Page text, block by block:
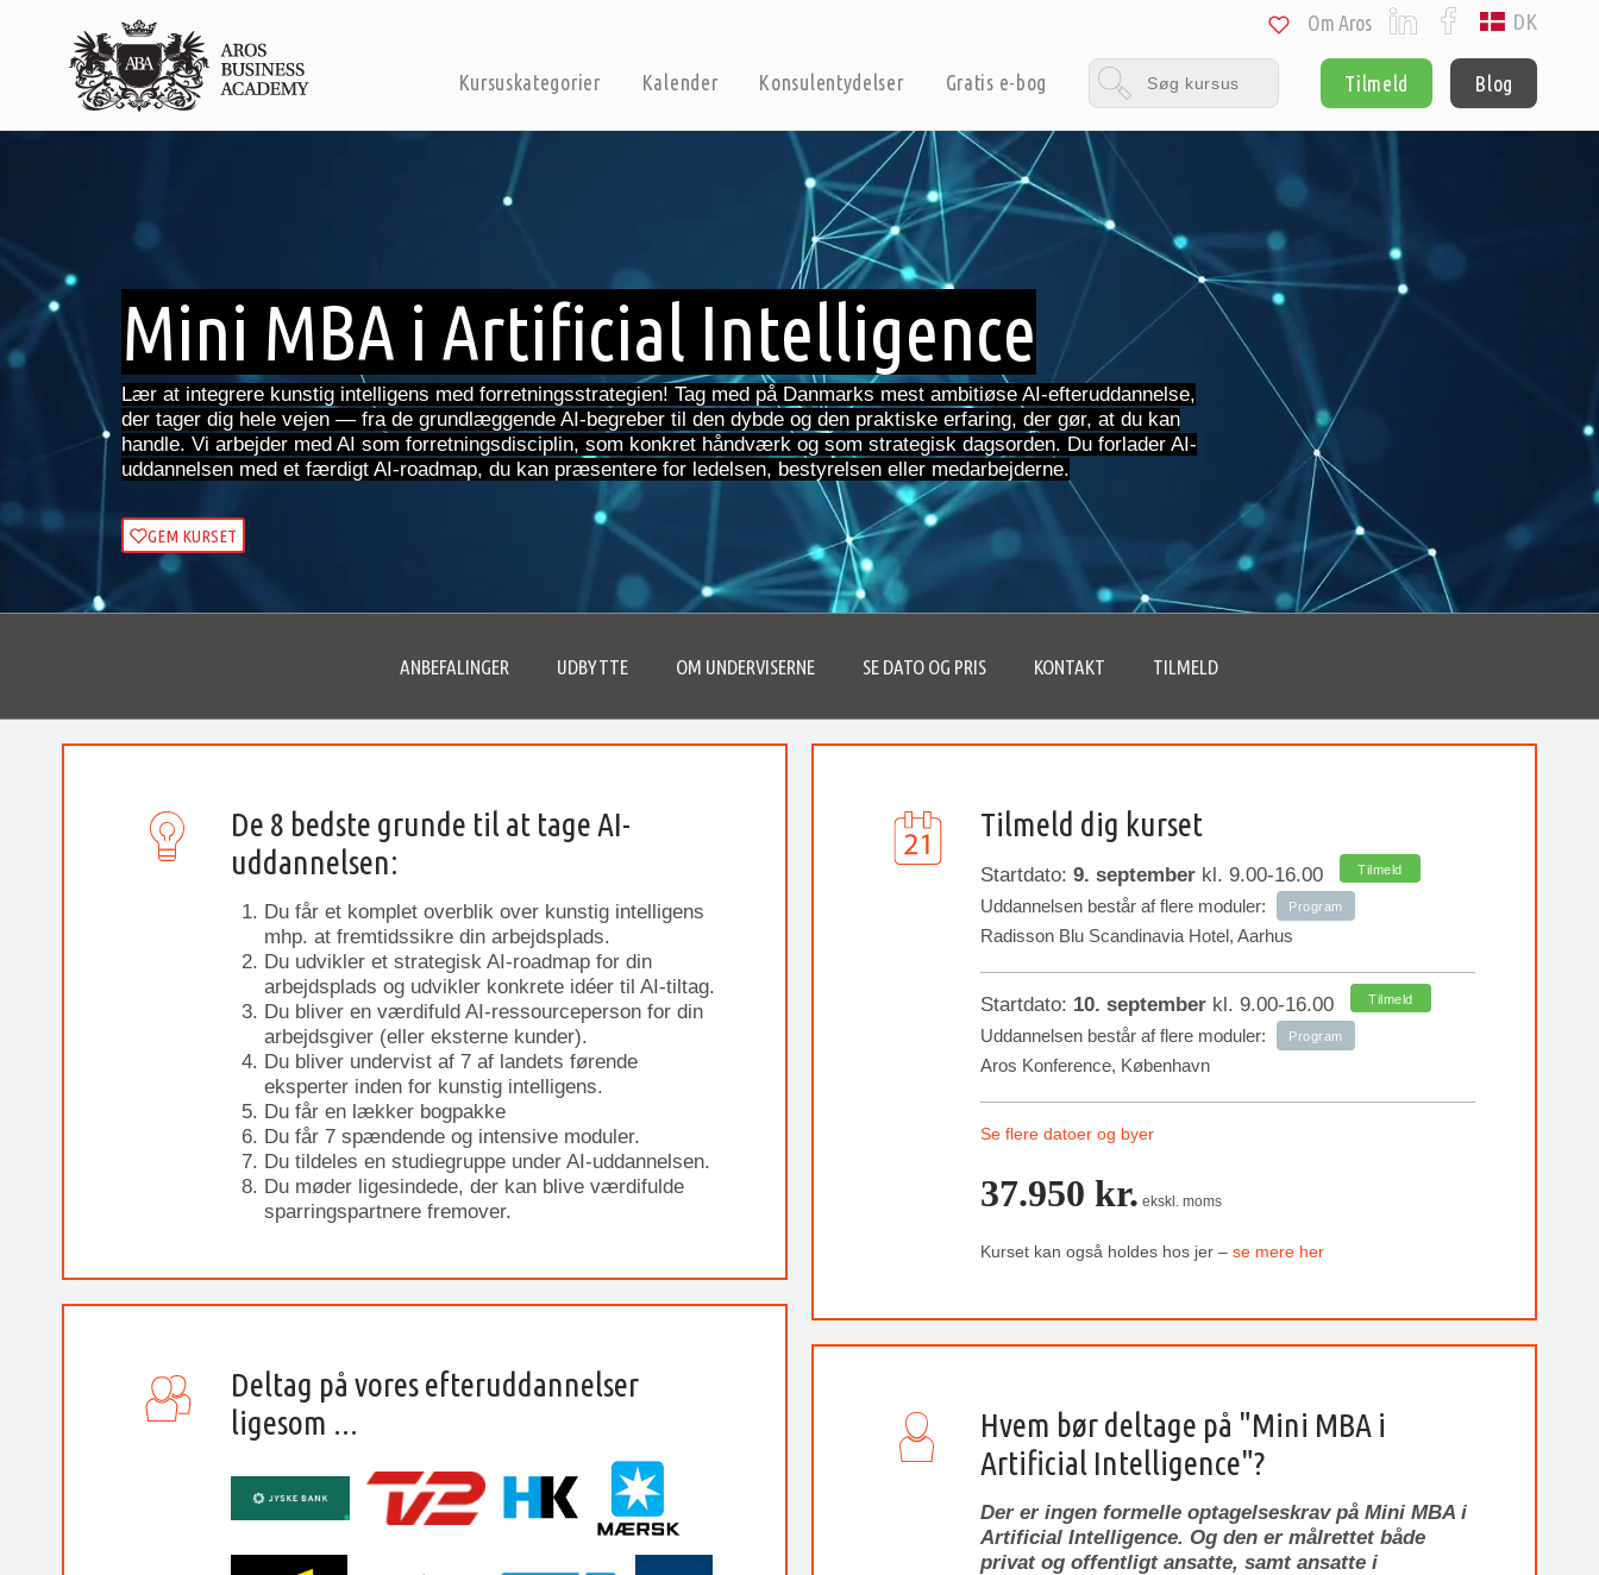
Kursuskategorier Kalender Konsulentydelser Gratis e-bog Tilmeld Blog
Om Aros DK
Mini MBA i Artificial Intelligence
Lær at integrere kunstig intelligens med forretningsstrategien! Tag med på Danmarks mest ambitiøse AI-efteruddannelse,
der tager dig hele vejen — fra de grundlæggende AI-begreber til den dybde og den praktiske erfaring, der gør, at du kan
handle. Vi arbejder med AI som forretningsdisciplin, som konkret håndværk og som strategisk dagsorden. Du forlader AI-
uddannelsen med et færdigt AI-roadmap, du kan præsentere for ledelsen, bestyrelsen eller medarbejderne.
GEM KURSET
ANBEFALINGER UDBYTTE OM UNDERVISERNE SE DATO OG PRIS KONTAKT TILMELD
De 8 bedste grunde til at tage AI-
uddannelsen:
Du får et komplet overblik over kunstig intelligens
mhp. at fremtidssikre din arbejdsplads.
Du udvikler et strategisk AI-roadmap for din
arbejdsplads og udvikler konkrete idéer til AI-tiltag.
Du bliver en værdifuld AI-ressourceperson for din
arbejdsgiver (eller eksterne kunder).
Du bliver undervist af 7 af landets førende
eksperter inden for kunstig intelligens.
Du får en lækker bogpakke
Du får 7 spændende og intensive moduler.
Du tildeles en studiegruppe under AI-uddannelsen.
Du møder ligesindede, der kan blive værdifulde
sparringspartnere fremover.
Deltag på vores efteruddannelser
ligesom ...
Tilmeld dig kurset
Startdato: 9. september kl. 9.00-16.00 Tilmeld
Uddannelsen består af flere moduler: Program
Radisson Blu Scandinavia Hotel, Aarhus
Startdato: 10. september kl. 9.00-16.00 Tilmeld
Uddannelsen består af flere moduler: Program
Aros Konference, København
Se flere datoer og byer
37.950 kr. ekskl. moms
Kurset kan også holdes hos jer – se mere her
Hvem bør deltage på "Mini MBA i
Artificial Intelligence"?
Der er ingen formelle optagelseskrav på Mini MBA i
Artificial Intelligence. Og den er målrettet både
privat og offentligt ansatte, samt ansatte i